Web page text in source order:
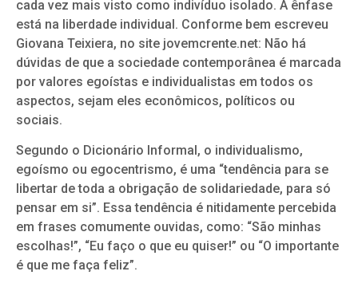
cada vez mais visto como indivíduo isolado. A ênfase
está na liberdade individual. Conforme bem escreveu
Giovana Teixiera, no site jovemcrente.net: Não há
dúvidas de que a sociedade contemporânea é marcada
por valores egoístas e individualistas em todos os
aspectos, sejam eles econômicos, políticos ou
sociais.
Segundo o Dicionário Informal, o individualismo,
egoísmo ou egocentrismo, é uma “tendência para se
libertar de toda a obrigação de solidariedade, para só
pensar em si”. Essa tendência é nitidamente percebida
em frases comumente ouvidas, como: “São minhas
escolhas!”, “Eu faço o que eu quiser!” ou “O importante
é que me faça feliz”.